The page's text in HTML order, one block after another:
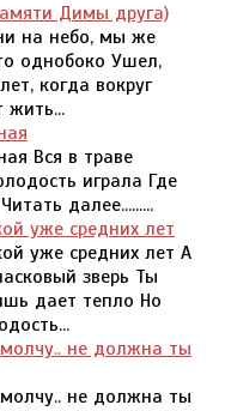
Димы друга)
на небо, мы же
однобоко Ушел,
когда вокруг
жить...
Вся в траве
играла Где
далее.........
уже средних лет
уже средних лет А
зверь Ты
дает тепло Но
не должна ты
не должна ты